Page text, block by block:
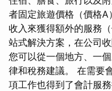
者固定旅遊價格（價格
收入來獲得額外的服務
站式解決方案，在公司
您可以從一個地方、一
律和稅務建議。 在需要
項工作也得到了會計服